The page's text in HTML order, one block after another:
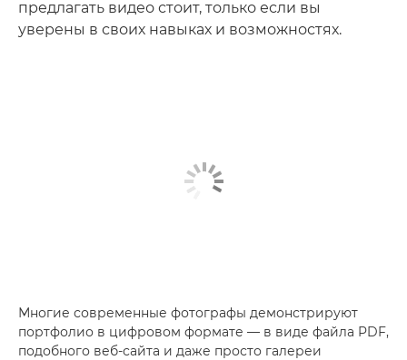
предлагать видео стоит, только если вы
уверены в своих навыках и возможностях.
Многие современные фотографы демонстрируют
портфолио в цифровом формате — в виде файла PDF,
подобного веб-сайта и даже просто галереи